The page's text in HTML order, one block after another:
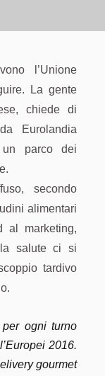
l’Unione
La gente
chiede di
Eurolandia
parco dei
secondo
alimentari
al marketing,
salute ci si
tardivo
ogni turno
2016.
gourmet